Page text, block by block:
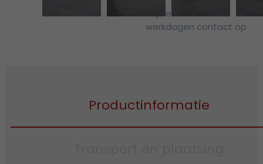
Wij nemen binnen 2
werkdagen contact op
Productinformatie